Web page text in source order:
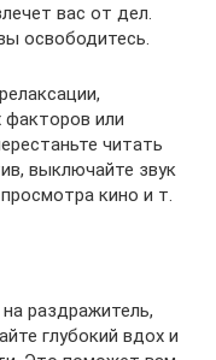
вас от дел.
освободитесь.
или
читать
выключайте звук
кино и т.
раздражитель,
глубокий вдох и